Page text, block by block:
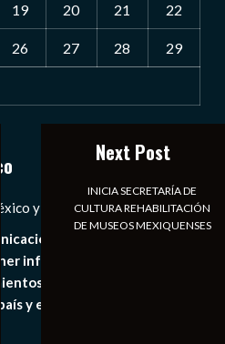
19 20 21 22
26 27 28 29
y el Mundo a Tu Alcance
digital que tiene como
informado al publico en
mas recientes e
y el mundo de forma eficaz,
Next Post
INICIA SECRETARÍA DE
CULTURA REHABILITACIÓN
DE MUSEOS MEXIQUENSES